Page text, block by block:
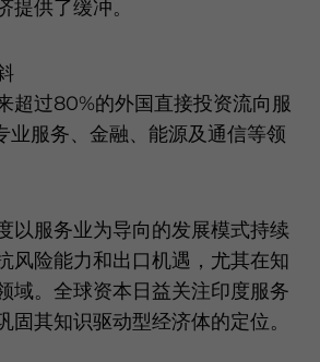
提供了缓冲。
超过80%的外国直接投资流向服
业服务、金融、能源及通信等领
以服务业为导向的发展模式持续
风险能力和出口机遇，尤其在知
域。全球资本日益关注印度服务
固其知识驱动型经济体的定位。